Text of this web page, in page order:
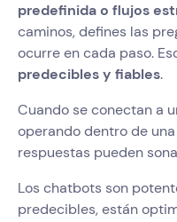
predefinida o flujos
caminos, defines las
ocurre en cada paso.
predecibles y fiables.
Cuando se conectan a
operando dentro de
respuestas pueden
Los chatbots son
predecibles, están